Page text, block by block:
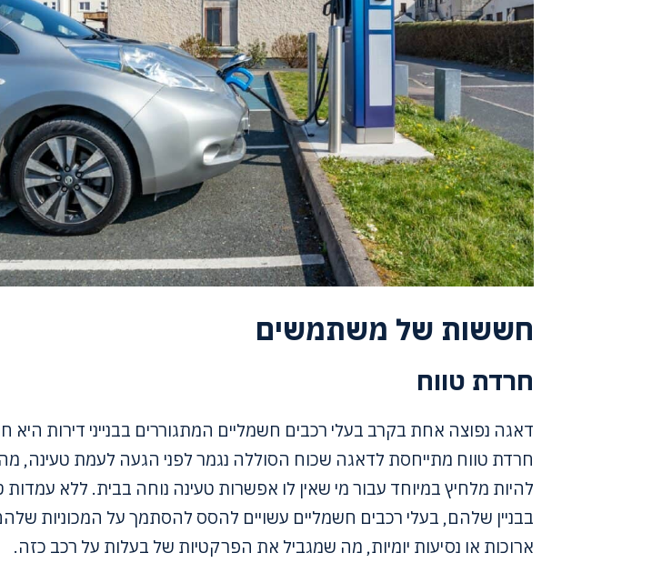
חששות של משתמשים
חרדת טווח
דאגה נפוצה אחת בקרב בעלי רכבים חשמליים המתגוררים בבנייני דירות היא
חרדת טווח מתייחסת לדאגה שכוח הסוללה נגמר לפני הגעה לעמת טעינה,
להיות מלחיץ במיוחד עבור מי שאין לו אפשרות טעינה נוחה בבית. ללא עמדות
בבניין שלהם, בעלי רכבים חשמליים עשויים להסס להסתמך על המכוניות
ארוכות או נסיעות יומיות, מה שמגביל את הפרקטיות של בעלות על רכב כזה.